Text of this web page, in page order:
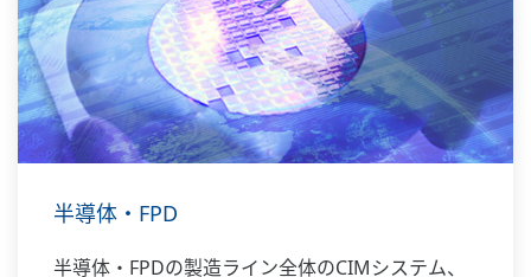
半導体・FPD
半導体・FPDの製造ライン全体のCIMシステム、